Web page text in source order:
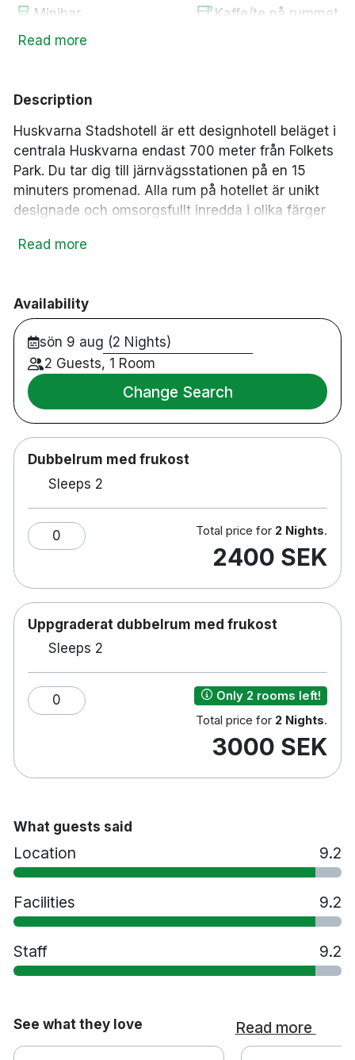
wine_bar Minibar coffeeKaffe/te på rummet
local_parkingParkering mot en
Read more
Description
Huskvarna Stadshotell är ett designhotell beläget i
centrala Huskvarna endast 700 meter från Folkets
Park. Du tar dig till järnvägsstationen på en 15
minuters promenad. Alla rum på hotellet är unikt
designade och omsorgsfullt inredda i olika färger
Vissa rum har kakelugnar, badkar eller en balkong
i den lyxiga jacuzzin eller varför inte i en av
stadens bästa restauranger eller i hotellets egen
restaurang där du kan avnjuta rätter lagade med
mycket själ och kärlek.
35 rum
Dubbelrum med dusch
Gratis WiFi
TV
Värdeskåp
Skrivbord
Hårtork
Minibar
Strykjärn/strykbräda
Gratis dagstidning
Room service
Samarbete med närliggande gym
Restaurang
Rökfritt
10 minuters promenad till Husqvarna
Fabriksmuseum
15 minuters bilresa till Jönköping Axamo
flygplats
Read more
Availability
sön 9 aug (2 Nights)
2 Guests, 1 Room
Change Search
Dubbelrum med frukost
Sleeps 2
0 Total price for 2 Nights.
2400 SEK
Uppgraderat dubbelrum med frukost
Sleeps 2
0
Only 2 rooms left!
Total price for 2 Nights.
3000 SEK
What guests said
Location 9.2
Facilities 9.2
Staff 9.2
See what they love Read more